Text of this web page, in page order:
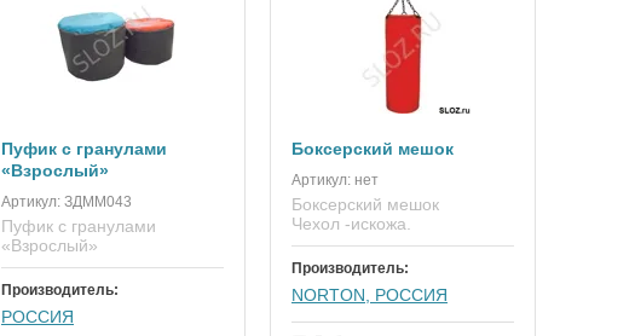
Пуфик с гранулами
«Взрослый»
Артикул: ЗДММ043
Пуфик с гранулами
«Взрослый»
Производитель:
РОССИЯ
Боксерский мешок
Артикул: нет
Боксерский мешок
Чехол -искожа.
Производитель:
NORTON, РОССИЯ